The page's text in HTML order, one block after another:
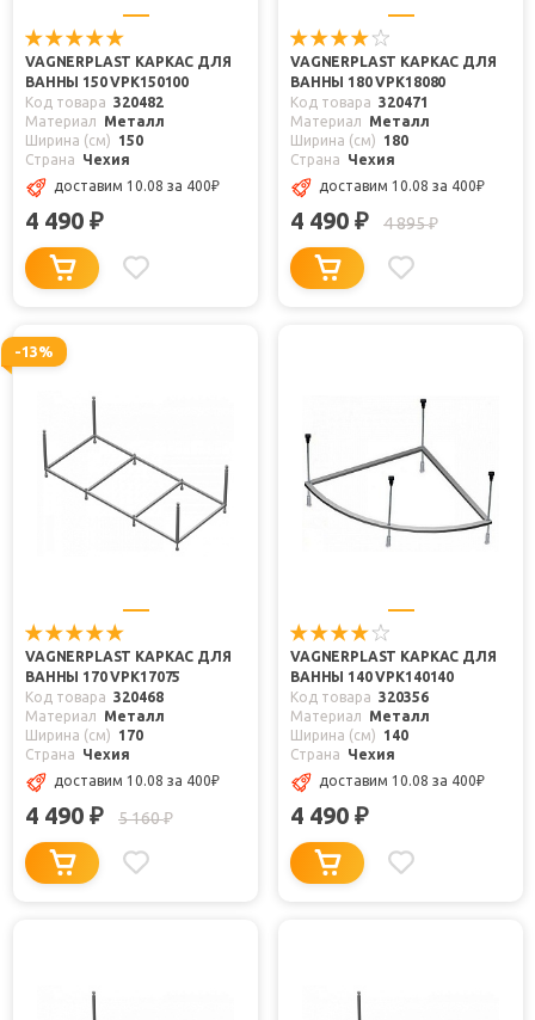
VAGNERPLAST КАРКАС ДЛЯ
ВАННЫ 150 VPK150100
Код товара 320482
Материал
Металл
Ширина (см)
150
Страна
Чехия
доставим 10.08 за 400₽
4 490 ₽
VAGNERPLAST КАРКАС ДЛЯ
ВАННЫ 180 VPK18080
Код товара 320471
Материал
Металл
Ширина (см)
180
Страна
Чехия
доставим 10.08 за 400₽
4 490 ₽ 4 895₽
-13%
VAGNERPLAST КАРКАС ДЛЯ
ВАННЫ 170 VPK17075
Код товара 320468
Материал
Металл
Ширина (см)
170
Страна
Чехия
доставим 10.08 за 400₽
4 490 ₽ 5 160₽
VAGNERPLAST КАРКАС ДЛЯ
ВАННЫ 140 VPK140140
Код товара 320356
Материал
Металл
Ширина (см)
140
Страна
Чехия
доставим 10.08 за 400₽
4 490 ₽